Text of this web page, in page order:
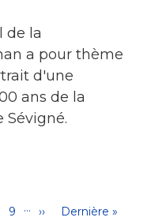
de la
a pour thème
d'une
ans de la
Sévigné.
Page
9 …
Page
››
Dernière
Dernière »